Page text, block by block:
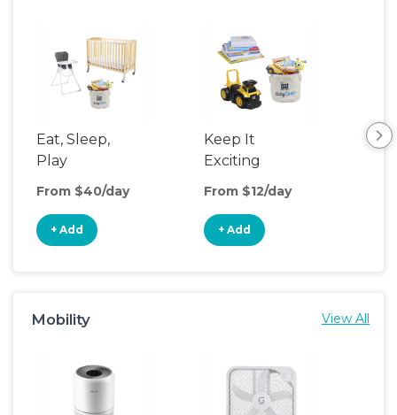
Eat, Sleep,
Play
From $40/day
+ Add
Keep It
Exciting
From $12/day
+ Add
Mobility View All